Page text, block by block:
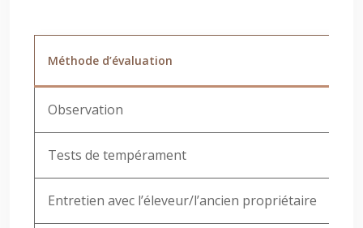
Méthode d’évaluation
Observation
Tests de tempérament
Entretien avec l’éleveur/l’ancien propriétaire